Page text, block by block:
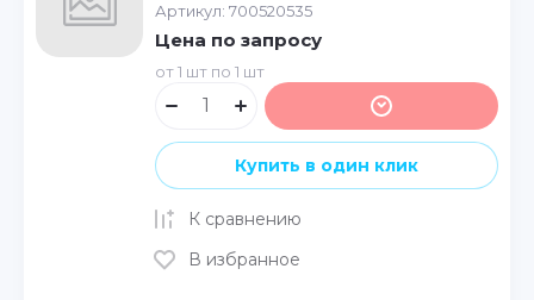
Название - Я-А
Название - А-Я
Артикул: 700520535
Цена по запросу
от 1 шт по 1 шт
Купить в один клик
К сравнению
В избранное